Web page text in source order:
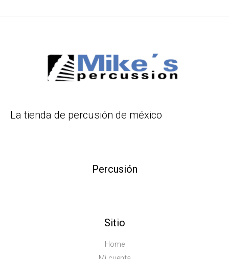
La tienda de percusión de méxico
Percusión
Sitio
Home